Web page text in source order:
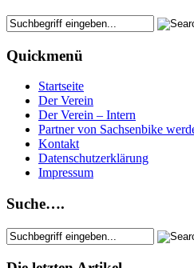
Quickmenü
Startseite
Der Verein
Der Verein – Intern
Partner von Sachsenbike
Kontakt
Datenschutzerklärung
Impressum
Suche….